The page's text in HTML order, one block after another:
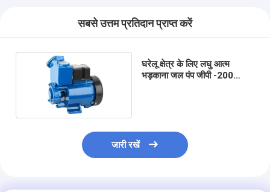
सबसे उत्तम प्रतिदान प्राप्त करें
घरेलू क्षेत्र के लिए लघु आत्म
भड़काना जल पंप जीपी -200
जारी रखें